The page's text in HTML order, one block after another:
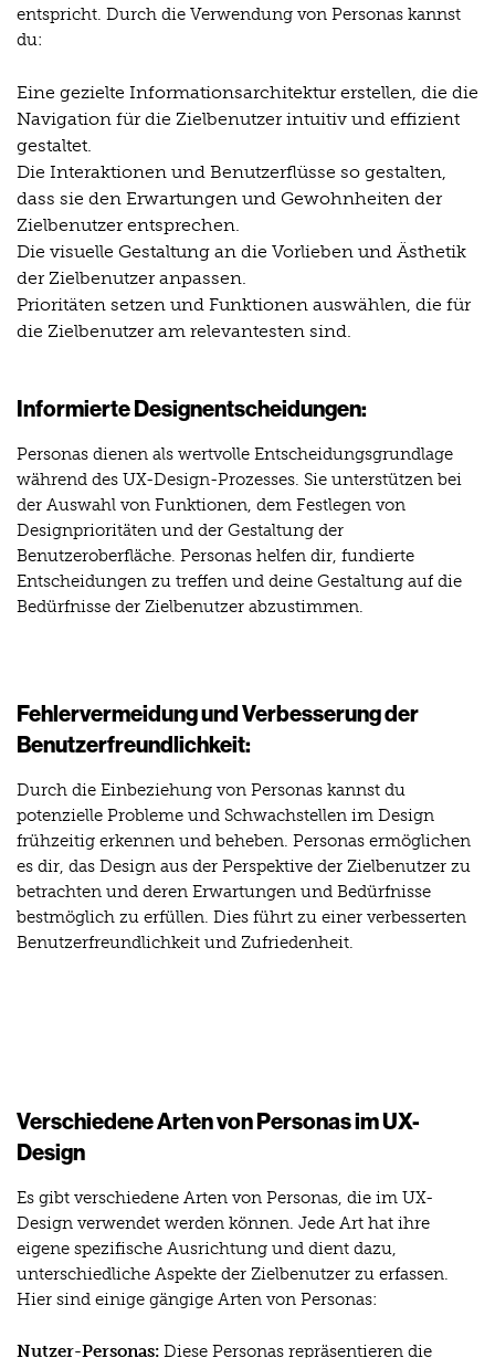
entspricht. Durch die Verwendung von Personas kannst
du:
Eine gezielte Informationsarchitektur erstellen, die die
Navigation für die Zielbenutzer intuitiv und effizient
gestaltet.
Die Interaktionen und Benutzerflüsse so gestalten,
dass sie den Erwartungen und Gewohnheiten der
Zielbenutzer entsprechen.
Die visuelle Gestaltung an die Vorlieben und Ästhetik
der Zielbenutzer anpassen.
Prioritäten setzen und Funktionen auswählen, die für
die Zielbenutzer am relevantesten sind.
Informierte Designentscheidungen:
Personas dienen als wertvolle Entscheidungsgrundlage
während des UX-Design-Prozesses. Sie unterstützen bei
der Auswahl von Funktionen, dem Festlegen von
Designprioritäten und der Gestaltung der
Benutzeroberfläche. Personas helfen dir, fundierte
Entscheidungen zu treffen und deine Gestaltung auf die
Bedürfnisse der Zielbenutzer abzustimmen.
Fehlervermeidung und Verbesserung der
Benutzerfreundlichkeit:
Durch die Einbeziehung von Personas kannst du
potenzielle Probleme und Schwachstellen im Design
frühzeitig erkennen und beheben. Personas ermöglichen
es dir, das Design aus der Perspektive der Zielbenutzer zu
betrachten und deren Erwartungen und Bedürfnisse
bestmöglich zu erfüllen. Dies führt zu einer verbesserten
Benutzerfreundlichkeit und Zufriedenheit.
Verschiedene Arten von Personas im UX-
Design
Es gibt verschiedene Arten von Personas, die im UX-
Design verwendet werden können. Jede Art hat ihre
eigene spezifische Ausrichtung und dient dazu,
unterschiedliche Aspekte der Zielbenutzer zu erfassen.
Hier sind einige gängige Arten von Personas:
Nutzer-Personas: Diese Personas repräsentieren die